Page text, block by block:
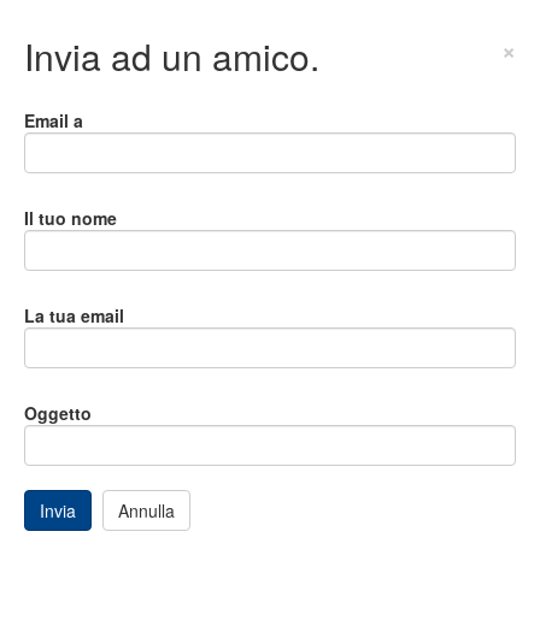
Invia ad un amico. ×
Email a
Il tuo nome
La tua email
Oggetto
Invia Annulla